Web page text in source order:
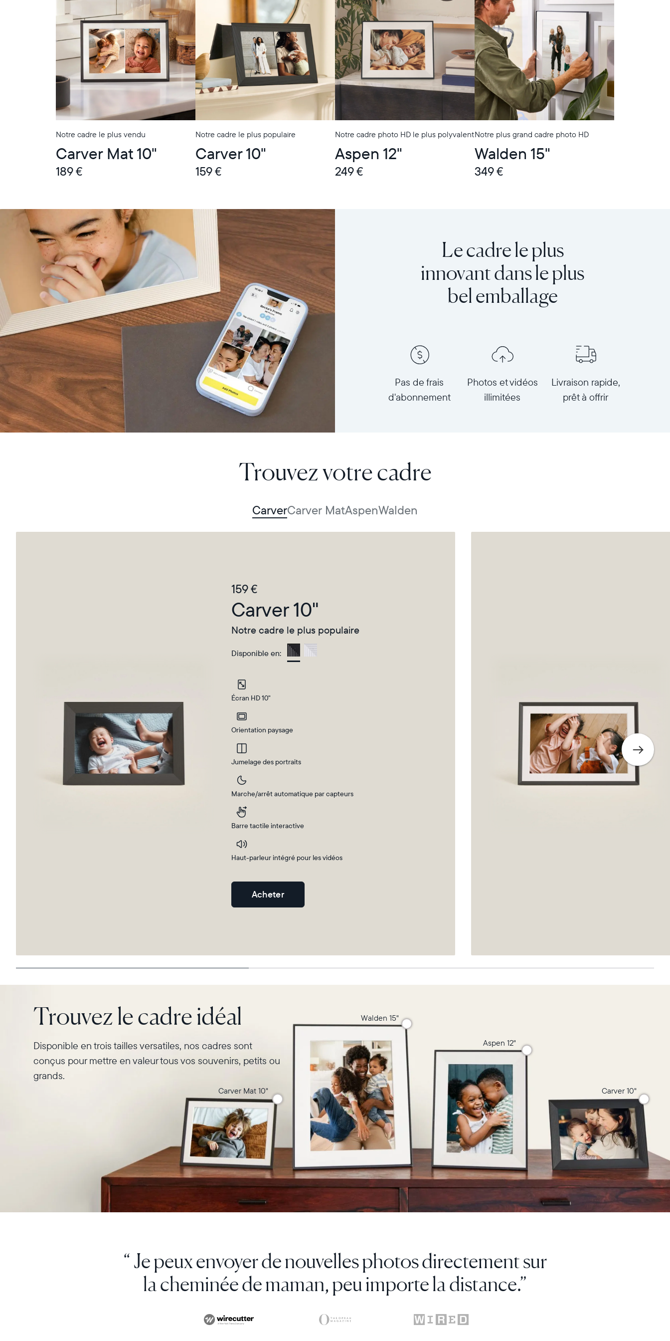
Sélectionnez votre localisation
Actuelle
France
Choisissez votre localisation
Choisir la langue:
Notre cadre le plus vendu
Carver Mat 10"
189 €
Notre cadre le plus populaire
Carver 10"
159 €
Notre cadre photo HD le plus polyvalent
Aspen 12"
249 €
Notre plus grand cadre photo HD
Walden 15"
349 €
Le cadre le plus
innovant dans le plus
bel emballage
Pas de frais
d'abonnement
Photos et vidéos
illimitées
Livraison rapide,
prêt à offrir
Trouvez votre cadre
CarverCarver MatAspenWalden
159 €
Carver 10"
Notre cadre le plus populaire
Disponible en:
Gravel
Écran HD 10"
Orientation paysage
Jumelage des portraits
Marche/arrêt automatique par capteurs
Barre tactile interactive
Haut-parleur intégré pour les vidéos
Acheter
Trouvez le cadre idéal
Disponible en trois tailles versatiles, nos cadres sont
conçus pour mettre en valeur tous vos souvenirs, petits ou
grands.
Carver 10"
Carver Mat 10"
Aspen 12"
Walden 15"
“ Ce cadre numérique est juste magique.”